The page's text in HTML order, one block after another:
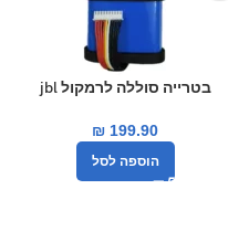
בטרייה סוללה לרמקול jbl
₪ 199.90
הוספה לסל